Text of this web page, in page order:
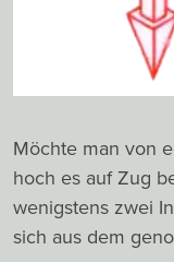
Möchte man von
hoch es auf Zug
wenigstens zwei
sich aus dem